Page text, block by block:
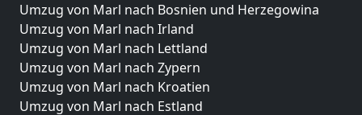
Umzug von Marl nach Bosnien und Herzegowina
Umzug von Marl nach Irland
Umzug von Marl nach Lettland
Umzug von Marl nach Zypern
Umzug von Marl nach Kroatien
Umzug von Marl nach Estland